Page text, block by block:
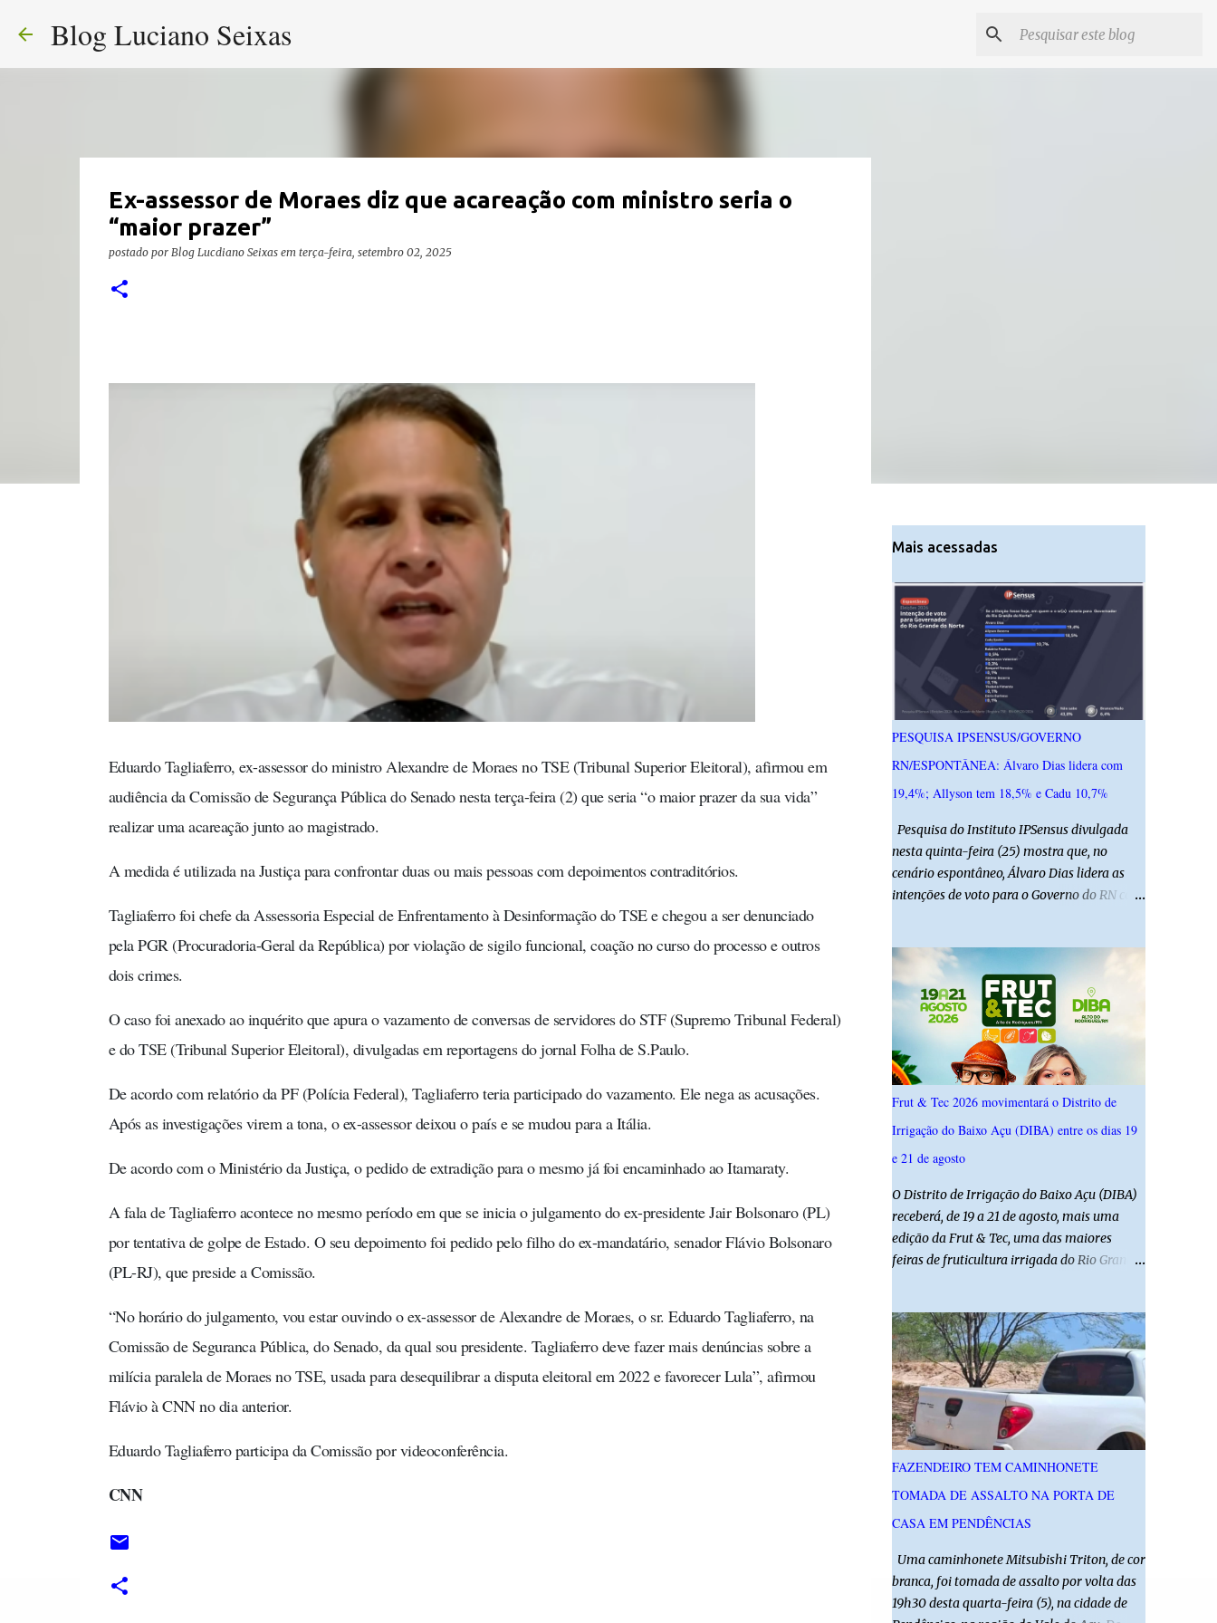
Blog Luciano Seixas
Ex-assessor de Moraes diz que acareação com ministro seria o
“maior prazer”
postado por Blog Lucdiano Seixas em terça-feira, setembro 02, 2025
Eduardo Tagliaferro, ex-assessor do ministro Alexandre de Moraes no TSE (Tribunal Superior Eleitoral), afirmou em
audiência da Comissão de Segurança Pública do Senado nesta terça-feira (2) que seria “o maior prazer da sua vida”
realizar uma acareação junto ao magistrado.
A medida é utilizada na Justiça para confrontar duas ou mais pessoas com depoimentos contraditórios.
Tagliaferro foi chefe da Assessoria Especial de Enfrentamento à Desinformação do TSE e chegou a ser denunciado
pela PGR (Procuradoria-Geral da República) por violação de sigilo funcional, coação no curso do processo e outros
dois crimes.
O caso foi anexado ao inquérito que apura o vazamento de conversas de servidores do STF (Supremo Tribunal Federal)
e do TSE (Tribunal Superior Eleitoral), divulgadas em reportagens do jornal Folha de S.Paulo.
De acordo com relatório da PF (Polícia Federal), Tagliaferro teria participado do vazamento. Ele nega as acusações.
Após as investigações virem a tona, o ex-assessor deixou o país e se mudou para a Itália.
De acordo com o Ministério da Justiça, o pedido de extradição para o mesmo já foi encaminhado ao Itamaraty.
A fala de Tagliaferro acontece no mesmo período em que se inicia o julgamento do ex-presidente Jair Bolsonaro (PL)
por tentativa de golpe de Estado. O seu depoimento foi pedido pelo filho do ex-mandatário, senador Flávio Bolsonaro
(PL-RJ), que preside a Comissão.
“No horário do julgamento, vou estar ouvindo o ex-assessor de Alexandre de Moraes, o sr. Eduardo Tagliaferro, na
Comissão de Seguranca Pública, do Senado, da qual sou presidente. Tagliaferro deve fazer mais denúncias sobre a
milícia paralela de Moraes no TSE, usada para desequilibrar a disputa eleitoral em 2022 e favorecer Lula”, afirmou
Flávio à CNN no dia anterior.
Eduardo Tagliaferro participa da Comissão por videoconferência.
CNN
Mais acessadas
PESQUISA IPSENSUS/GOVERNO
RN/ESPONTÂNEA: Álvaro Dias lidera com
19,4%; Allyson tem 18,5% e Cadu 10,7%
Pesquisa do Instituto IPSensus divulgada
nesta quinta-feira (25) mostra que, no
cenário espontâneo, Álvaro Dias lidera as
intenções de voto para o Governo do RN com
somaram 6,4% e outros 43,8% não
souberam responder. A pesquisa IPSsensus
ouviu 1.500 eleitores em todas as regiões do
Rio Grande do Norte entre os dias 18 e 22 de
junho de 2026. O levantamento possui
margem de erro de 2,5 pontos percentuais e
nível de confiança de 95%. Registro no TSE:
RN-09520/2026
Frut & Tec 2026 movimentará o Distrito de
Irrigação do Baixo Açu (DIBA) entre os dias 19
e 21 de agosto
O Distrito de Irrigação do Baixo Açu (DIBA)
receberá, de 19 a 21 de agosto, mais uma
edição da Frut & Tec, uma das maiores
feiras de fruticultura irrigada do Rio Grande
estudantes e profissionais do agronegócio,
com palestras de especialistas, visitas
técnicas a campo e uma ampla exposição de
empresas, instituições e tecnologias voltadas
ao setor. Além das atividades técnicas, a
feira contará com programação cultural. No
dia 20 de agosto, o público poderá prestigiar
o show de humor com Mução, seguido de
apresentação musical de Vê Barreto. A Frut
& Tec reforça a importância do Distrito de
fruticultura irrigada, promovendo
conhecimento, inovação e oportunidades
para o desenvolvimento do agronegócio
FAZENDEIRO TEM CAMINHONETE
TOMADA DE ASSALTO NA PORTA DE
CASA EM PENDÊNCIAS
Uma caminhonete Mitsubishi Triton, de cor
branca, foi tomada de assalto por volta das
19h30 desta quarta-feira (5), na cidade de